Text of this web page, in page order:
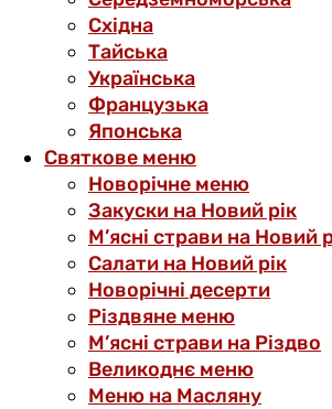
Східна
Тайська
Українська
Французька
Японська
Святкове меню
Новорічне меню
Закуски на Новий рік
М’ясні страви на Новий
Салати на Новий рік
Новорічні десерти
Різдвяне меню
М’ясні страви на Різдво
Великоднє меню
Меню на Масляну